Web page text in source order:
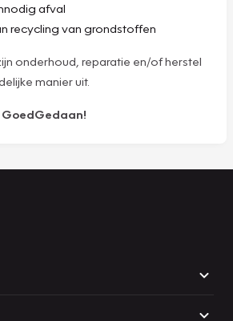
afval
recycling van grondstoffen
onderhoud, reparatie en/of herstel
manier uit.